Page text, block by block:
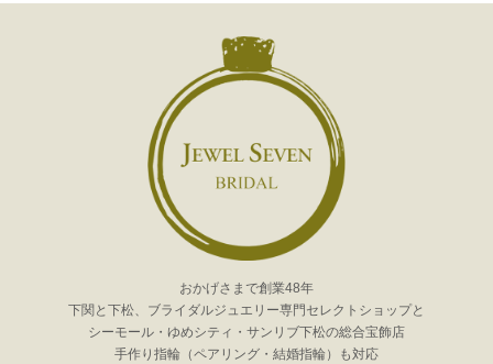
おかげさまで創業48年
下関と下松、ブライダルジュエリー専門セレクトショップと
シーモール・ゆめシティ・サンリブ下松の総合宝飾店
手作り指輪（ペアリング・結婚指輪）も対応